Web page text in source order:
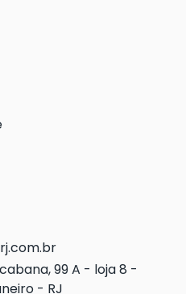
99 A - loja 8 -
- RJ